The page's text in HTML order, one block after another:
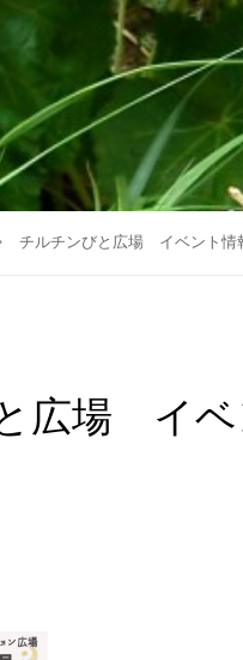
チルチンびと広場 イベント情
広場 イベ